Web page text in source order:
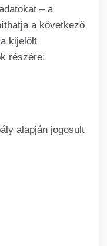
– a
a következő
kijelölt
részére:
alapján jogosult